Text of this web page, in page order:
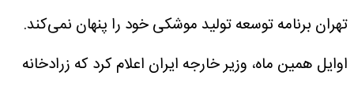
تهران برنامه توسعه تولید موشکی خود را پنهان نمی‌کند.
اوایل همین ماه، وزیر خارجه ایران اعلام کرد که زرادخانه